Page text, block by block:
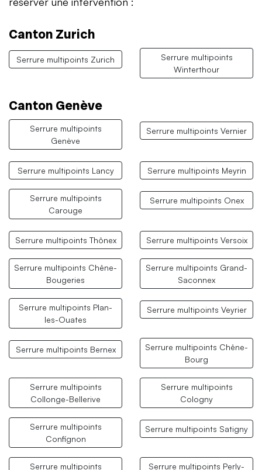
Canton Zurich
Serrure multipoints Zurich
Serrure multipoints
Winterthour
Canton Genève
Serrure multipoints
Genève
Serrure multipoints Vernier
Serrure multipoints Lancy Serrure multipoints Meyrin
Serrure multipoints
Carouge
Serrure multipoints Onex
Serrure multipoints Thônex Serrure multipoints Versoix
Serrure multipoints Chêne-
Bougeries
Serrure multipoints Grand-
Saconnex
Serrure multipoints Plan-
les-Ouates
Serrure multipoints Veyrier
Serrure multipoints Bernex
Serrure multipoints Chêne-
Bourg
Serrure multipoints
Collonge-Bellerive
Serrure multipoints
Cologny
Serrure multipoints
Confignon
Serrure multipoints Satigny
Serrure multipoints
Serrure multipoints Perly-